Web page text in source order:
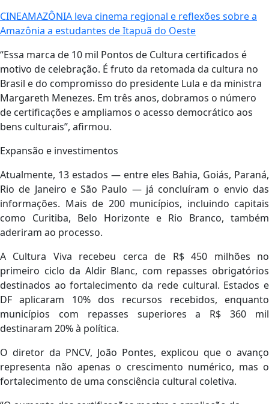
CINEAMAZÔNIA leva cinema regional e reflexões sobre a
Amazônia a estudantes de Itapuã do Oeste
“Essa marca de 10 mil Pontos de Cultura certificados é
motivo de celebração. É fruto da retomada da cultura no
Brasil e do compromisso do presidente Lula e da ministra
Margareth Menezes. Em três anos, dobramos o número
de certificações e ampliamos o acesso democrático aos
bens culturais”, afirmou.
Expansão e investimentos
Atualmente, 13 estados — entre eles Bahia, Goiás, Paraná,
Rio de Janeiro e São Paulo — já concluíram o envio das
informações. Mais de 200 municípios, incluindo capitais
como Curitiba, Belo Horizonte e Rio Branco, também
aderiram ao processo.
A Cultura Viva recebeu cerca de R$ 450 milhões no
primeiro ciclo da Aldir Blanc, com repasses obrigatórios
destinados ao fortalecimento da rede cultural. Estados e
DF aplicaram 10% dos recursos recebidos, enquanto
municípios com repasses superiores a R$ 360 mil
destinaram 20% à política.
O diretor da PNCV, João Pontes, explicou que o avanço
representa não apenas o crescimento numérico, mas o
fortalecimento de uma consciência cultural coletiva.